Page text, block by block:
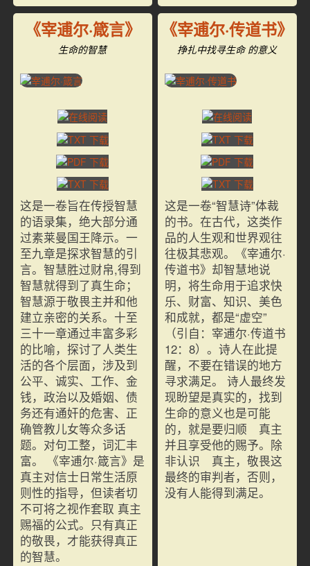
《宰逋尔·箴言》
生命的智慧
这是一卷旨在传授智慧
的语录集，绝大部分通
过素莱曼国王降示。一
至九章是探求智慧的引
言。智慧胜过财帛,得到
智慧就得到了真生命；
智慧源于敬畏主并和他
建立亲密的关系。十至
三十一章通过丰富多彩
的比喻，探讨了人类生
活的各个层面，涉及到
公平、诚实、工作、金
钱，政治以及婚姻、债
务还有通奸的危害、正
确管教儿女等众多话
题。对句工整，词汇丰
富。 《宰逋尔·箴言》是
真主对信士日常生活原
则性的指导，但读者切
不可将之视作套取 真主
赐福的公式。只有真正
的敬畏，才能获得真正
的智慧。
《宰逋尔·传道书》
挣扎中找寻生命 的意义
这是一卷“智慧诗”体裁
的书。在古代，这类作
品的人生观和世界观往
往极其悲观。《宰逋尔·
传道书》却智慧地说
明，将生命用于追求快
乐、财富、知识、美色
和成就，都是“虚空”
（引自：宰逋尔·传道书
12：8）。诗人在此提
醒，不要在错误的地方
寻求满足。 诗人最终发
现盼望是真实的，找到
生命的意义也是可能
的，就是要归顺 真主
并且享受他的赐予。除
非认识 真主，敬畏这
最终的审判者，否则，
没有人能得到满足。